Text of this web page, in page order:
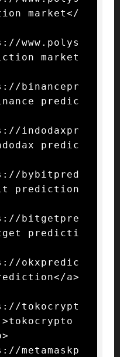
market</
www.polys
market
binancepr
predic
indodaxpr
predic
bybitpred
prediction
bitgetpre
predicti
okxpredic
a>
tokocrypt
metamaskp